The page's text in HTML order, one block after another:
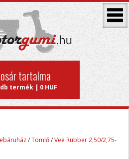
tartalma
termék | 0 HUF
/Tömlő/Vee Rubber 2,50/2,75-